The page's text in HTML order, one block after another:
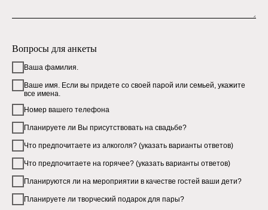
Вопросы для анкеты
Ваша фамилия.
Ваше имя. Если вы придете со своей парой или семьей, укажите
все имена.
Номер вашего телефона
Планируете ли Вы присутствовать на свадьбе?
Что предпочитаете из алкоголя? (указать варианты ответов)
Что предпочитаете на горячее? (указать варианты ответов)
Планируются ли на мероприятии в качестве гостей ваши дети?
Планируете ли творческий подарок для пары?